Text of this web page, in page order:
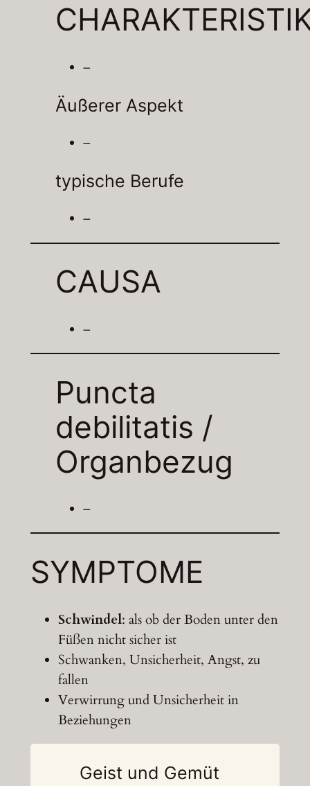
–
Äußerer Aspekt
–
typische Berufe
–
CAUSA
–
Puncta
debilitatis /
Organbezug
–
SYMPTOME
Schwindel: als ob der Boden unter den
Füßen nicht sicher ist
Schwanken, Unsicherheit, Angst, zu
fallen
Verwirrung und Unsicherheit in
Beziehungen
Geist und Gemüt